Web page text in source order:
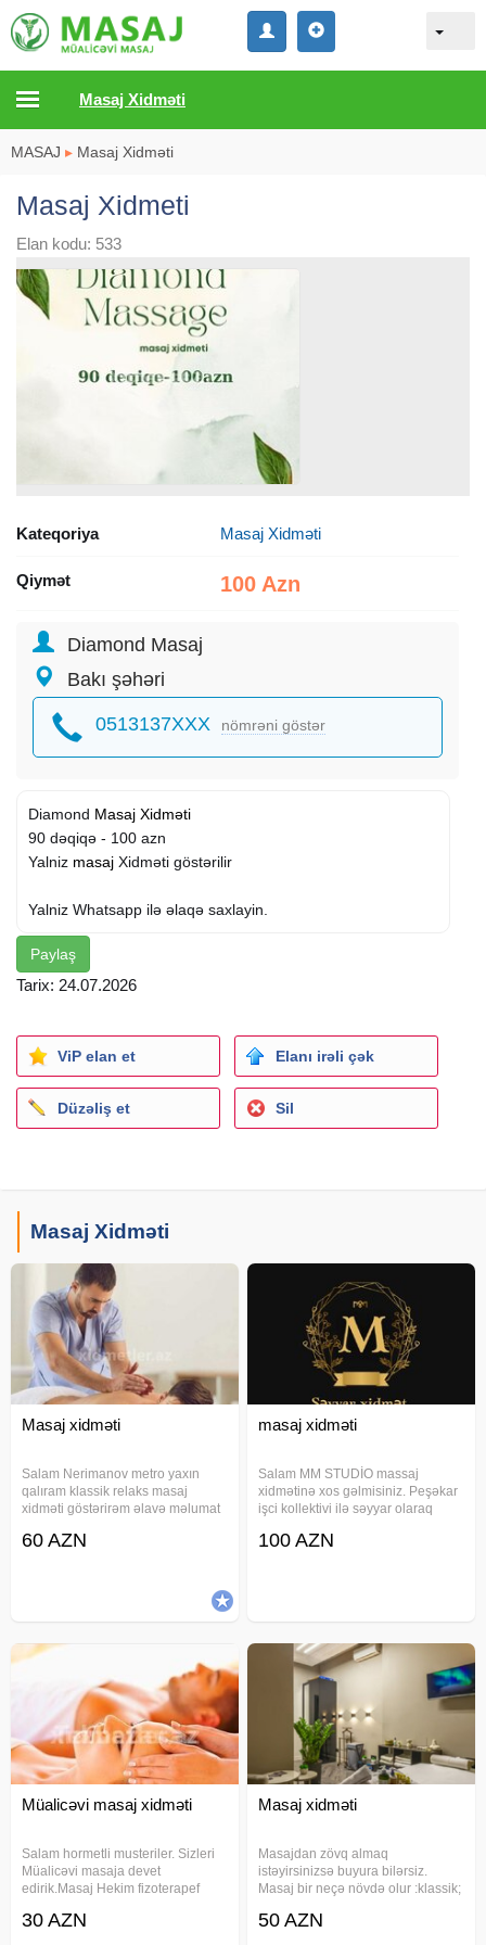
Masaj Xidməti
MASAJ ▸ Masaj Xidməti
Masaj Xidmeti
Elan kodu: 533
Kateqoriya Masaj Xidməti
Qiymət 100 Azn
Diamond Masaj
Bakı şəhəri
0513137XXX nömrəni göstər
Diamond Masaj Xidməti
90 dəqiqə - 100 azn
Yalniz masaj Xidməti göstərilir
Yalniz Whatsapp ilə əlaqə saxlayin.
Paylaş
Tarix: 24.07.2026
ViP elan et Elanı irəli çək
Düzəliş et Sil
Masaj Xidməti
Masaj xidməti
Salam Nerimanov metro yaxın
qalıram klassik relaks masaj
xidməti göstərirəm əlavə məlumat
yaxudda zəng edin özüm bəyəm
60 AZN
masaj xidməti
Salam MM STUDİO massaj
xidmətinə xos gəlmisiniz. Peşəkar
işci kollektivi ilə səyyar olaraq
Klassik massaj Relax massaj
100 AZN
Müalicəvi masaj xidməti
Salam hormetli musteriler. Sizleri
Müalicəvi masaja devet
edirik.Masaj Hekim fizoterapef
masaj.Hicama, zeli terapiya,
30 AZN
Masaj xidməti
Masajdan zövq almaq
istəyirsinizsə buyura bilərsiz.
Masaj bir neçə növdə olur :klassik;
yağlar ilə masaj edirəm. Ayaq
50 AZN